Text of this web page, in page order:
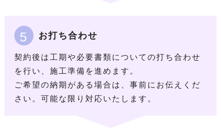
5 お打ち合わせ
契約後は工期や必要書類についての打ち合わせ
を行い、施工準備を進めます。
ご希望の納期がある場合は、事前にお伝えくだ
さい。可能な限り対応いたします。